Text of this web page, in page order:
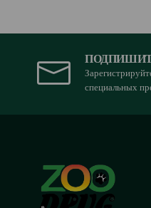
специальных